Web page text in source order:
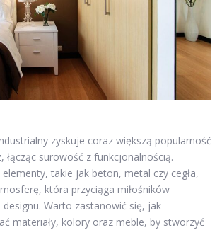
zyskuje coraz większą popularność
łącząc surowość z funkcjonalnością.
takie jak beton, metal czy cegła,
która przyciąga miłośników
Warto zastanowić się, jak
materiały, kolory oraz meble, by stworzyć